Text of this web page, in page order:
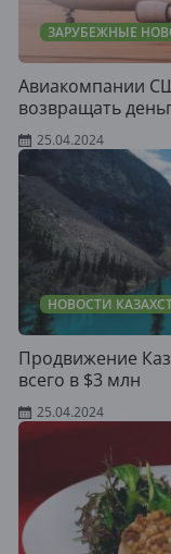
ЗАРУБЕЖНЫЕ
Авиакомпании
возвращать
25.04.2024
НОВОСТИ
Продвижение
всего в $3 млн
25.04.2024